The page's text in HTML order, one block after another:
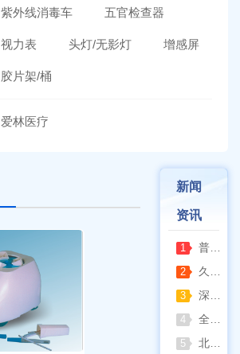
紫外线消毒车 五官检查器
视力表 头灯/无影灯 增感屏
胶片架/桶
爱林医疗
新闻
资讯
1 普通烘箱和耐腐蚀烘箱区分
2 久兴医疗高压蒸汽灭菌器：制药科研灭菌的可靠之选
3 深那静音超声波清洗仪：科研洁净新标准，安静高效更安心
4 全自动凯氏定氮仪测定焦炭中氮 上海纤检助力焦化行业精准检测
5 北京六一电泳仪完整选型指南（分电泳槽 + 电源两大模块，按实验场景直接匹配）